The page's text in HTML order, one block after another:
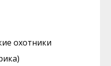
охотники